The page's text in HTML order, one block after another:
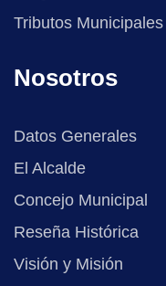
Tributos Municipales
Nosotros
Datos Generales
El Alcalde
Concejo Municipal
Reseña Histórica
Visión y Misión